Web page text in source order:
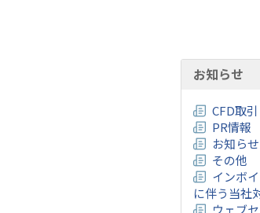
お知らせ
CFD取引
PR情報
お知らせ
その他
インボ
に伴う当社
ウェブ